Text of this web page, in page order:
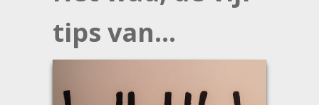
tips van…